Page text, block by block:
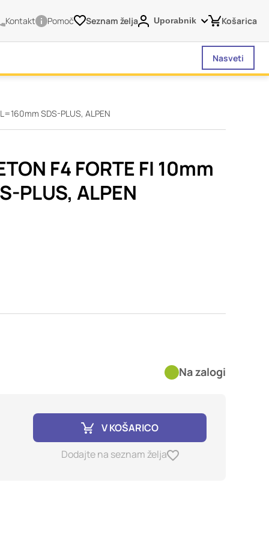
Kontakt Pomoč Seznam želja Uporabnik Košarica
Nasveti
SDS-PLUS, ALPEN
F4 FORTE FI 10mm
PLUS, ALPEN
Na zalogi
V KOŠARICO
Dodajte na seznam želja
brskalnika,
ne
uporabniško
si ogledate več
na vašo uporabo
Običajno
nastavitev
te piškotke ali
lahko uporabljajo za